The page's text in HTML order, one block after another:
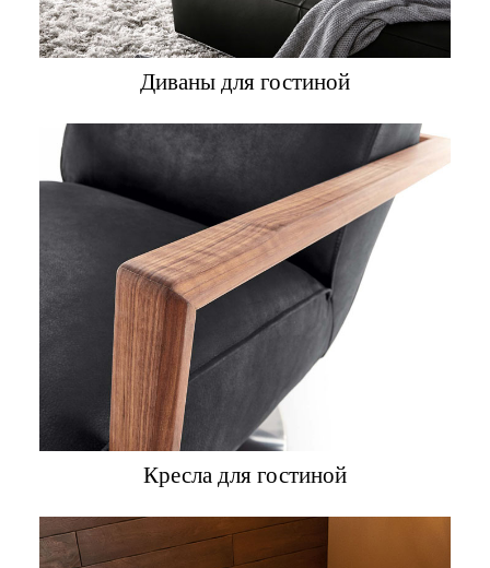
Диваны для гостиной
Кресла для гостиной